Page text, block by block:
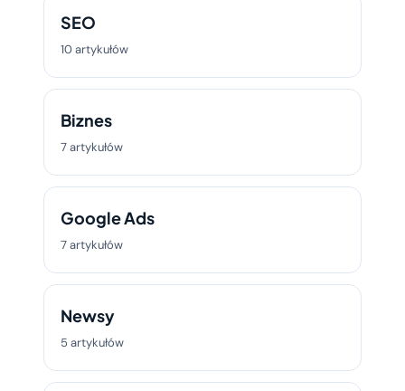
SEO
10 artykułów
Biznes
7 artykułów
Google Ads
7 artykułów
Newsy
5 artykułów